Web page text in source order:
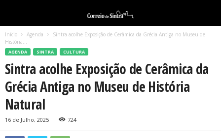
Início Agenda
Sintra acolhe Exposição de Cerâmica da Grécia Antiga no Museu de
História...
AGENDA SINTRA CULTURA
Sintra acolhe Exposição de Cerâmica da
Grécia Antiga no Museu de História
Natural
16 de Julho, 2025 724